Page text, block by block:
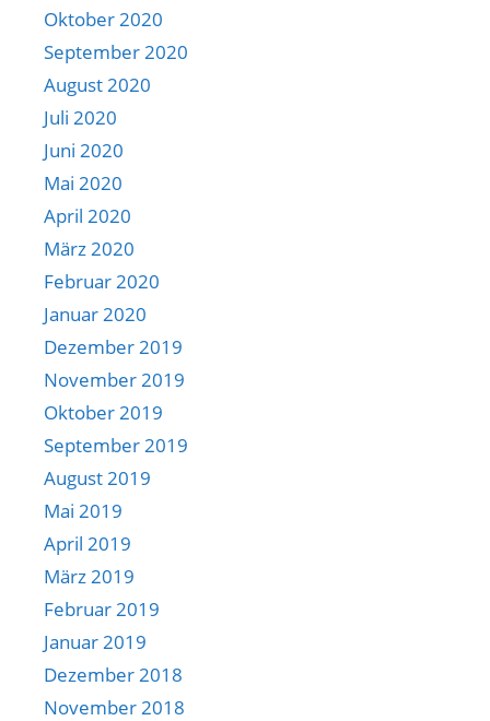
Oktober 2020
September 2020
August 2020
Juli 2020
Juni 2020
Mai 2020
April 2020
März 2020
Februar 2020
Januar 2020
Dezember 2019
November 2019
Oktober 2019
September 2019
August 2019
Mai 2019
April 2019
März 2019
Februar 2019
Januar 2019
Dezember 2018
November 2018